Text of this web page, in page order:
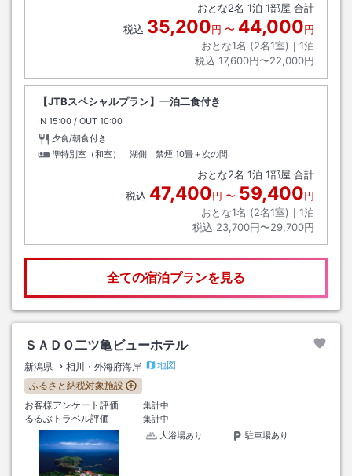
おとな2名 1泊 1部屋 合計
税込 35,200円 〜 44,000円
おとな1名 (2名1室)｜ 1泊
税込 17,600円〜22,000円
【JTBスペシャルプラン】一泊二食付き
IN チェックイン
15:00 / OUT チェックアウト
10:00
夕食/朝食付き
準特別室（和室） 湖側 禁煙 10畳＋次の間
おとな2名 1泊 1部屋 合計
税込 47,400円 〜 59,400円
おとな1名 (2名1室)｜ 1泊
税込 23,700円〜29,700円
全ての宿泊プランを見る
ＳＡＤＯ二ツ亀ビューホテル
新潟県 相川・外海府海岸
地図
ふるさと納税対象施設
お客様アンケート評価
集計中
るるぶトラベル評価
集計中
大浴場あり
駐車場あり